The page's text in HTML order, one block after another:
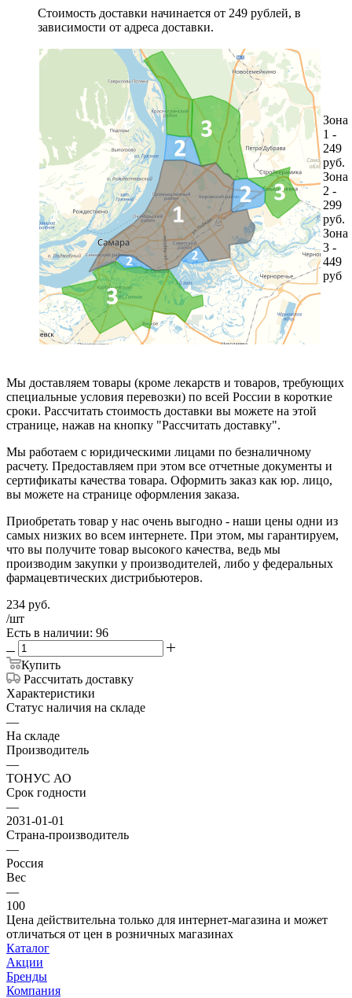
Стоимость доставки начинается от 249 рублей, в
зависимости от адреса доставки.
Зона
1 -
249
руб.
Зона
2 -
299
руб.
Зона
3 -
449
руб
Мы доставляем товары (кроме лекарств и товаров, требующих
специальные условия перевозки) по всей России в короткие
сроки. Рассчитать стоимость доставки вы можете на этой
странице, нажав на кнопку "Рассчитать доставку".
Мы работаем с юридическими лицами по безналичному
расчету. Предоставляем при этом все отчетные документы и
сертификаты качества товара. Оформить заказ как юр. лицо,
вы можете на странице оформления заказа.
Приобретать товар у нас очень выгодно - наши цены одни из
самых низких во всем интернете. При этом, мы гарантируем,
что вы получите товар высокого качества, ведь мы
производим закупки у производителей, либо у федеральных
фармацевтических дистрибьютеров.
234 руб.
/шт
Есть в наличии: 96
Купить
Рассчитать доставку
Характеристики
Статус наличия на складе
—
На складе
Производитель
—
ТОНУС АО
Срок годности
—
2031-01-01
Страна-производитель
—
Россия
Вес
—
100
Цена действительна только для интернет-магазина и может
отличаться от цен в розничных магазинах
Каталог
Акции
Бренды
Компания